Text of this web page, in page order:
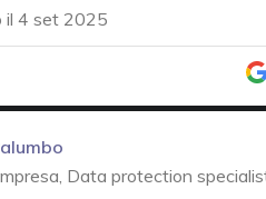
il 4 set 2025
Data protection